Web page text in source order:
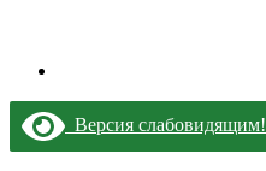
Версия слабовидящим!